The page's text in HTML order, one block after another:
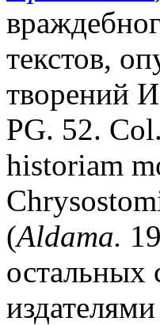
текстов,
творений
PG. 52.
historiam
(Aldama.
остальных